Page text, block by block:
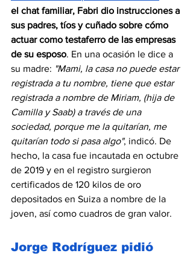
el chat familiar, Fabri dio instrucciones a
sus padres, tíos y cuñado sobre cómo
actuar como testaferro de las empresas
de su esposo. En una ocasión le dice a
su madre: "Mami, la casa no puede estar
registrada a tu nombre, tiene que estar
registrada a nombre de Miriam, (hija de
Camilla y Saab) a través de una
sociedad, porque me la quitarían, me
quitarían todo si pasa algo", indicó. De
hecho, la casa fue incautada en octubre
de 2019 y en el registro surgieron
certificados de 120 kilos de oro
depositados en Suiza a nombre de la
joven, así como cuadros de gran valor.
Jorge Rodríguez pidió